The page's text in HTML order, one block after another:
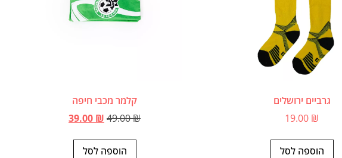
גרביים ירושלים
19.00 ₪
הוספה לסל
קלמר מכבי חיפה
49.00₪
39.00 ₪
הוספה לסל